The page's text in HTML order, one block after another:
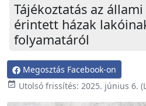
Tájékoztatás az
érintett házak
folyamatáról
Megosztás Facebook-on
 Utolsó frissítés: 2025. június 6.